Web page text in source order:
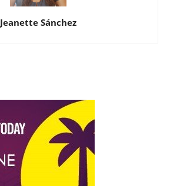
Jeanette Sánchez